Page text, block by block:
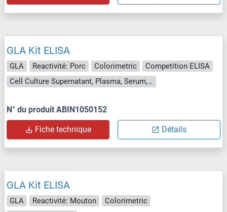
GLA Kit ELISA
GLA Reactivité: Porc Colorimetric
Competition ELISA
Cell Culture Supernatant, Plasma, Serum, Tissue Homogenate
N° du produit ABIN1050152
Fiche technique Détails
GLA Kit ELISA
GLA Reactivité: Mouton
Colorimetric